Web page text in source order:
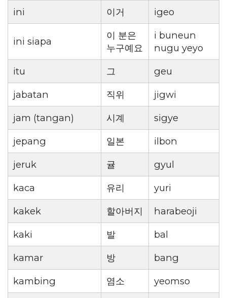
ini
이거 igeo
ini siapa
이 분은
누구예요
i buneun
nugu yeyo
itu
그
geu
jabatan
직위
jigwi
jam (tangan)
시계
sigye
jepang
일본
ilbon
jeruk
귤
gyul
kaca
유리
yuri
kakek
할아버지
harabeoji
kaki
발
bal
kamar
방
bang
kambing
염소
yeomso